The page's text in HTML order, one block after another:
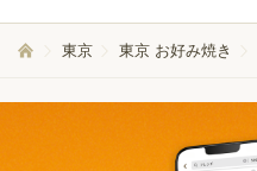
東京 東京 お好み焼き